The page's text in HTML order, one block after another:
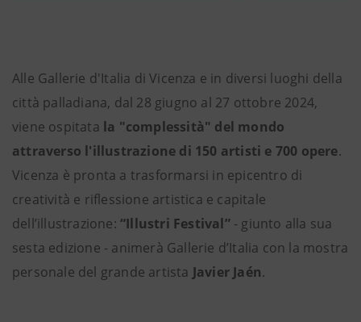
Alle Gallerie d'Italia di Vicenza e in diversi luoghi della
città palladiana, dal 28 giugno al 27 ottobre 2024,
viene ospitata la "complessità" del mondo
attraverso l'illustrazione di 150 artisti e 700 opere.
Vicenza è pronta a trasformarsi in epicentro di
creatività e riflessione artistica e capitale
dell’illustrazione: “Illustri Festival”- giunto alla sua
sesta edizione - animerà Gallerie d’Italia con la mostra
personale del grande artista Javier Jaén.